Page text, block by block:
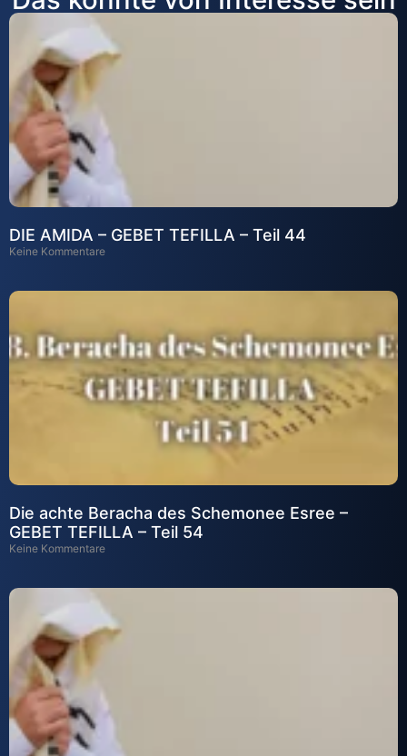
DIE AMIDA – GEBET TEFILLA – Teil 44
Keine Kommentare
Die achte Beracha des Schemonee Esree –
GEBET TEFILLA – Teil 54
Keine Kommentare